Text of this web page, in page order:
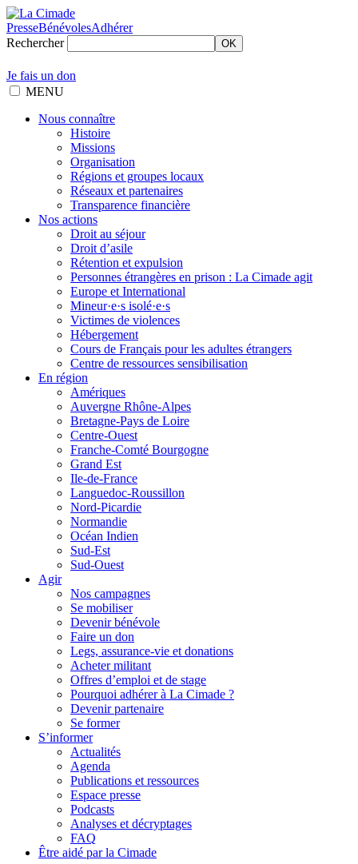
PresseBénévolesAdhérer
Rechercher
OK
Je fais un don
MENU
Nous connaître
Histoire
Missions
Organisation
Régions et groupes locaux
Réseaux et partenaires
Transparence financière
Nos actions
Droit au séjour
Droit d’asile
Rétention et expulsion
Personnes étrangères en prison : La Cimade agit
Europe et International
Mineur·e·s isolé·e·s
Victimes de violences
Hébergement
Cours de Français pour les adultes étrangers
Centre de ressources sensibilisation
En région
Amériques
Auvergne Rhône-Alpes
Bretagne-Pays de Loire
Centre-Ouest
Franche-Comté Bourgogne
Grand Est
Ile-de-France
Languedoc-Roussillon
Nord-Picardie
Normandie
Océan Indien
Sud-Est
Sud-Ouest
Agir
Nos campagnes
Se mobiliser
Devenir bénévole
Faire un don
Legs, assurance-vie et donations
Acheter militant
Offres d’emploi et de stage
Pourquoi adhérer à La Cimade ?
Devenir partenaire
Se former
S’informer
Actualités
Agenda
Publications et ressources
Espace presse
Podcasts
Analyses et décryptages
FAQ
Être aidé par la Cimade